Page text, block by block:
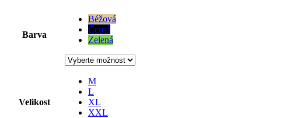
Barva
Béžová
Černá
Zelená
Velikost
M
L
XL
XXL